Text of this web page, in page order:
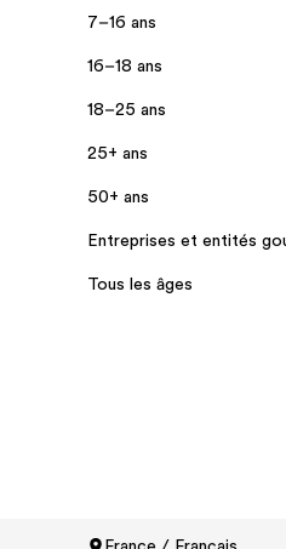
7–16 ans
16–18 ans
18–25 ans
25+ ans
50+ ans
Entreprises et entités
Tous les âges